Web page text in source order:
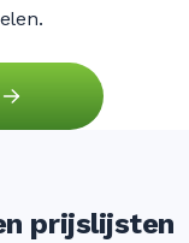
prijslijsten